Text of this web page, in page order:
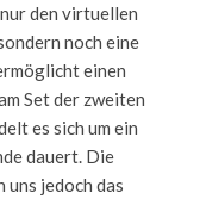
den virtuellen
noch eine
einen
Set der zweiten
es sich um ein
dauert. Die
uns jedoch das